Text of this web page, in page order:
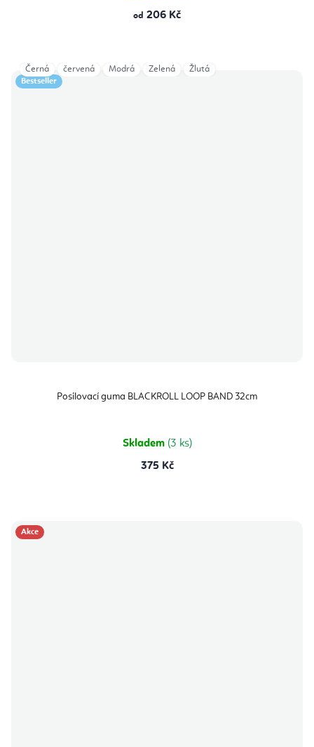
od 206 Kč
Bestseller
Posilovací guma BLACKROLL LOOP BAND 32cm
Skladem (3 ks)
375 Kč
Černá červená Modrá Zelená Žlutá
Akce